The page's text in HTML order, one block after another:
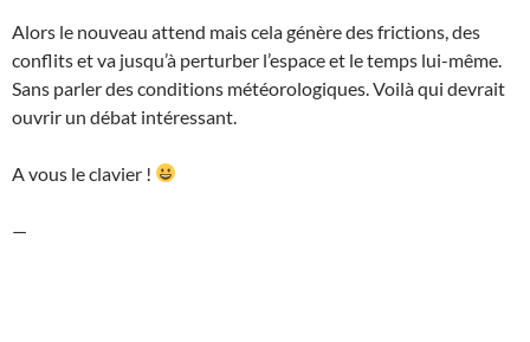
Alors le nouveau attend mais cela génère des frictions, des
conflits et va jusqu’à perturber l’espace et le temps lui-même.
Sans parler des conditions météorologiques. Voilà qui devrait
ouvrir un débat intéressant.
A vous le clavier !
—